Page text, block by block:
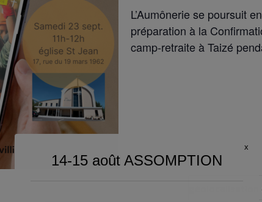
L’Aumônerie se poursuit
préparation à la
camp-retraite à Taizé
géolocalisation
14-15 août ASSOMPTION
x